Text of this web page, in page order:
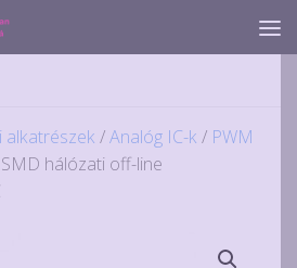
alkatrészek /Analóg IC-k / PWM
hálózati off-line